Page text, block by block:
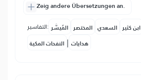
Zeig andere Übersetzungen an.
التفاسير: المُيسَّر المختصر السعدي ابن كثير
النفحات المكية | هدايات